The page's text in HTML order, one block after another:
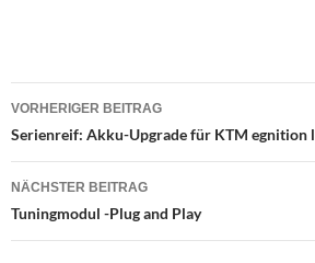
Beitragsnavigation
VORHERIGER BEITRAG
Serienreif: Akku-Upgrade für KTM egnition
NÄCHSTER BEITRAG
Tuningmodul -Plug and Play